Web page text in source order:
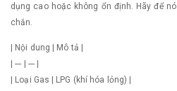
dụng cao hoặc không ổn định. Hãy để
chắn.
| Nội dung | Mô tả |
| --- | --- |
| Loại Gas | LPG (khí hóa lỏng) |